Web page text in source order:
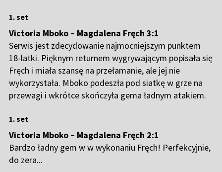
1. set
Victoria Mboko – Magdalena Fręch 3:1
Serwis jest zdecydowanie najmocniejszym punktem
18-latki. Pięknym returnem wygrywającym popisała się
Fręch i miała szansę na przełamanie, ale jej nie
wykorzystała. Mboko podeszła pod siatkę w grze na
przewagi i wkrótce skończyła gema ładnym atakiem.
1. set
Victoria Mboko – Magdalena Fręch 2:1
Bardzo ładny gem w w wykonaniu Fręch! Perfekcyjnie,
do zera...